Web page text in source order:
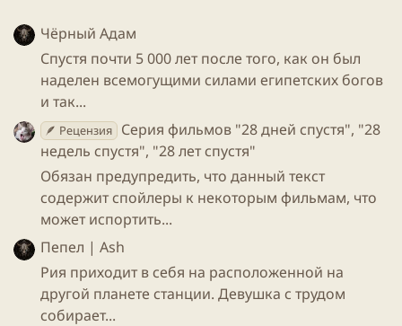
момента начала расследования, а подозреваемых
все еще нет...". Некоторые называютфильм
"депрессивной тягомотиной" и я вынужден
согласиться. Создатели так сильно были
сосредоточены на создании правильного
настроения картины, что совсем забыли о том, что
детективи нужно вести расследование. Да, в
фильме присутствуют осмотры тел и "допрос"
подозреваемых, но это скорее показано для
галочки и этому уделено слишком мало времени. В
общем, детективная составляющая в фильме сильно
хромает.
Чёрный Адам
Спустя почти 5 000 лет после того, как он был
наделен всемогущими силами египетских богов
и так...
🪶 Рецензия
Серия фильмов "28 дней спустя", "28
недель спустя", "28 лет спустя"
Обязан предупредить, что данный текст
содержит спойлеры к некоторым фильмам, что
может испортить...
Пепел | Ash
Рия приходит в себя на расположенной на
другой планете станции. Девушка с трудом
собирает...